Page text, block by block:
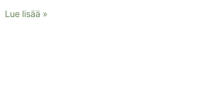
Lue lisää »